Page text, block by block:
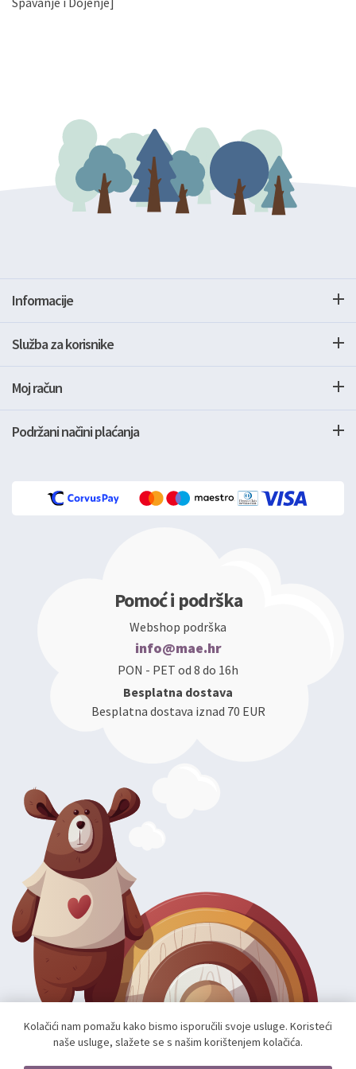
Informacije
Služba za korisnike
Moj račun
Podržani načini plaćanja
Pomoć i podrška
Webshop podrška
info@mae.hr
PON - PET od 8 do 16h
Besplatna dostava
Besplatna dostava iznad 70 EUR
Kolačići nam pomažu kako bismo isporučili svoje usluge. Koristeći
naše usluge, slažete se s našim korištenjem kolačića.